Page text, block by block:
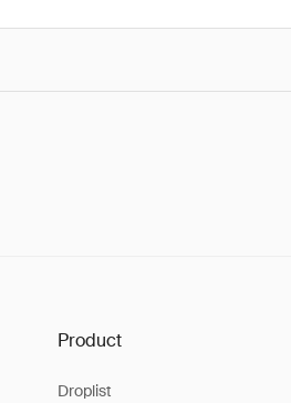
Product
Droplist